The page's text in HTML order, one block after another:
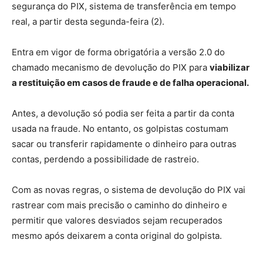
segurança do PIX, sistema de transferência em tempo
real, a partir desta segunda-feira (2).
Entra em vigor de forma obrigatória a versão 2.0 do
chamado mecanismo de devolução do PIX para viabilizar
a restituição em casos de fraude e de falha operacional.
Antes, a devolução só podia ser feita a partir da conta
usada na fraude. No entanto, os golpistas costumam
sacar ou transferir rapidamente o dinheiro para outras
contas, perdendo a possibilidade de rastreio.
Com as novas regras, o sistema de devolução do PIX vai
rastrear com mais precisão o caminho do dinheiro e
permitir que valores desviados sejam recuperados
mesmo após deixarem a conta original do golpista.